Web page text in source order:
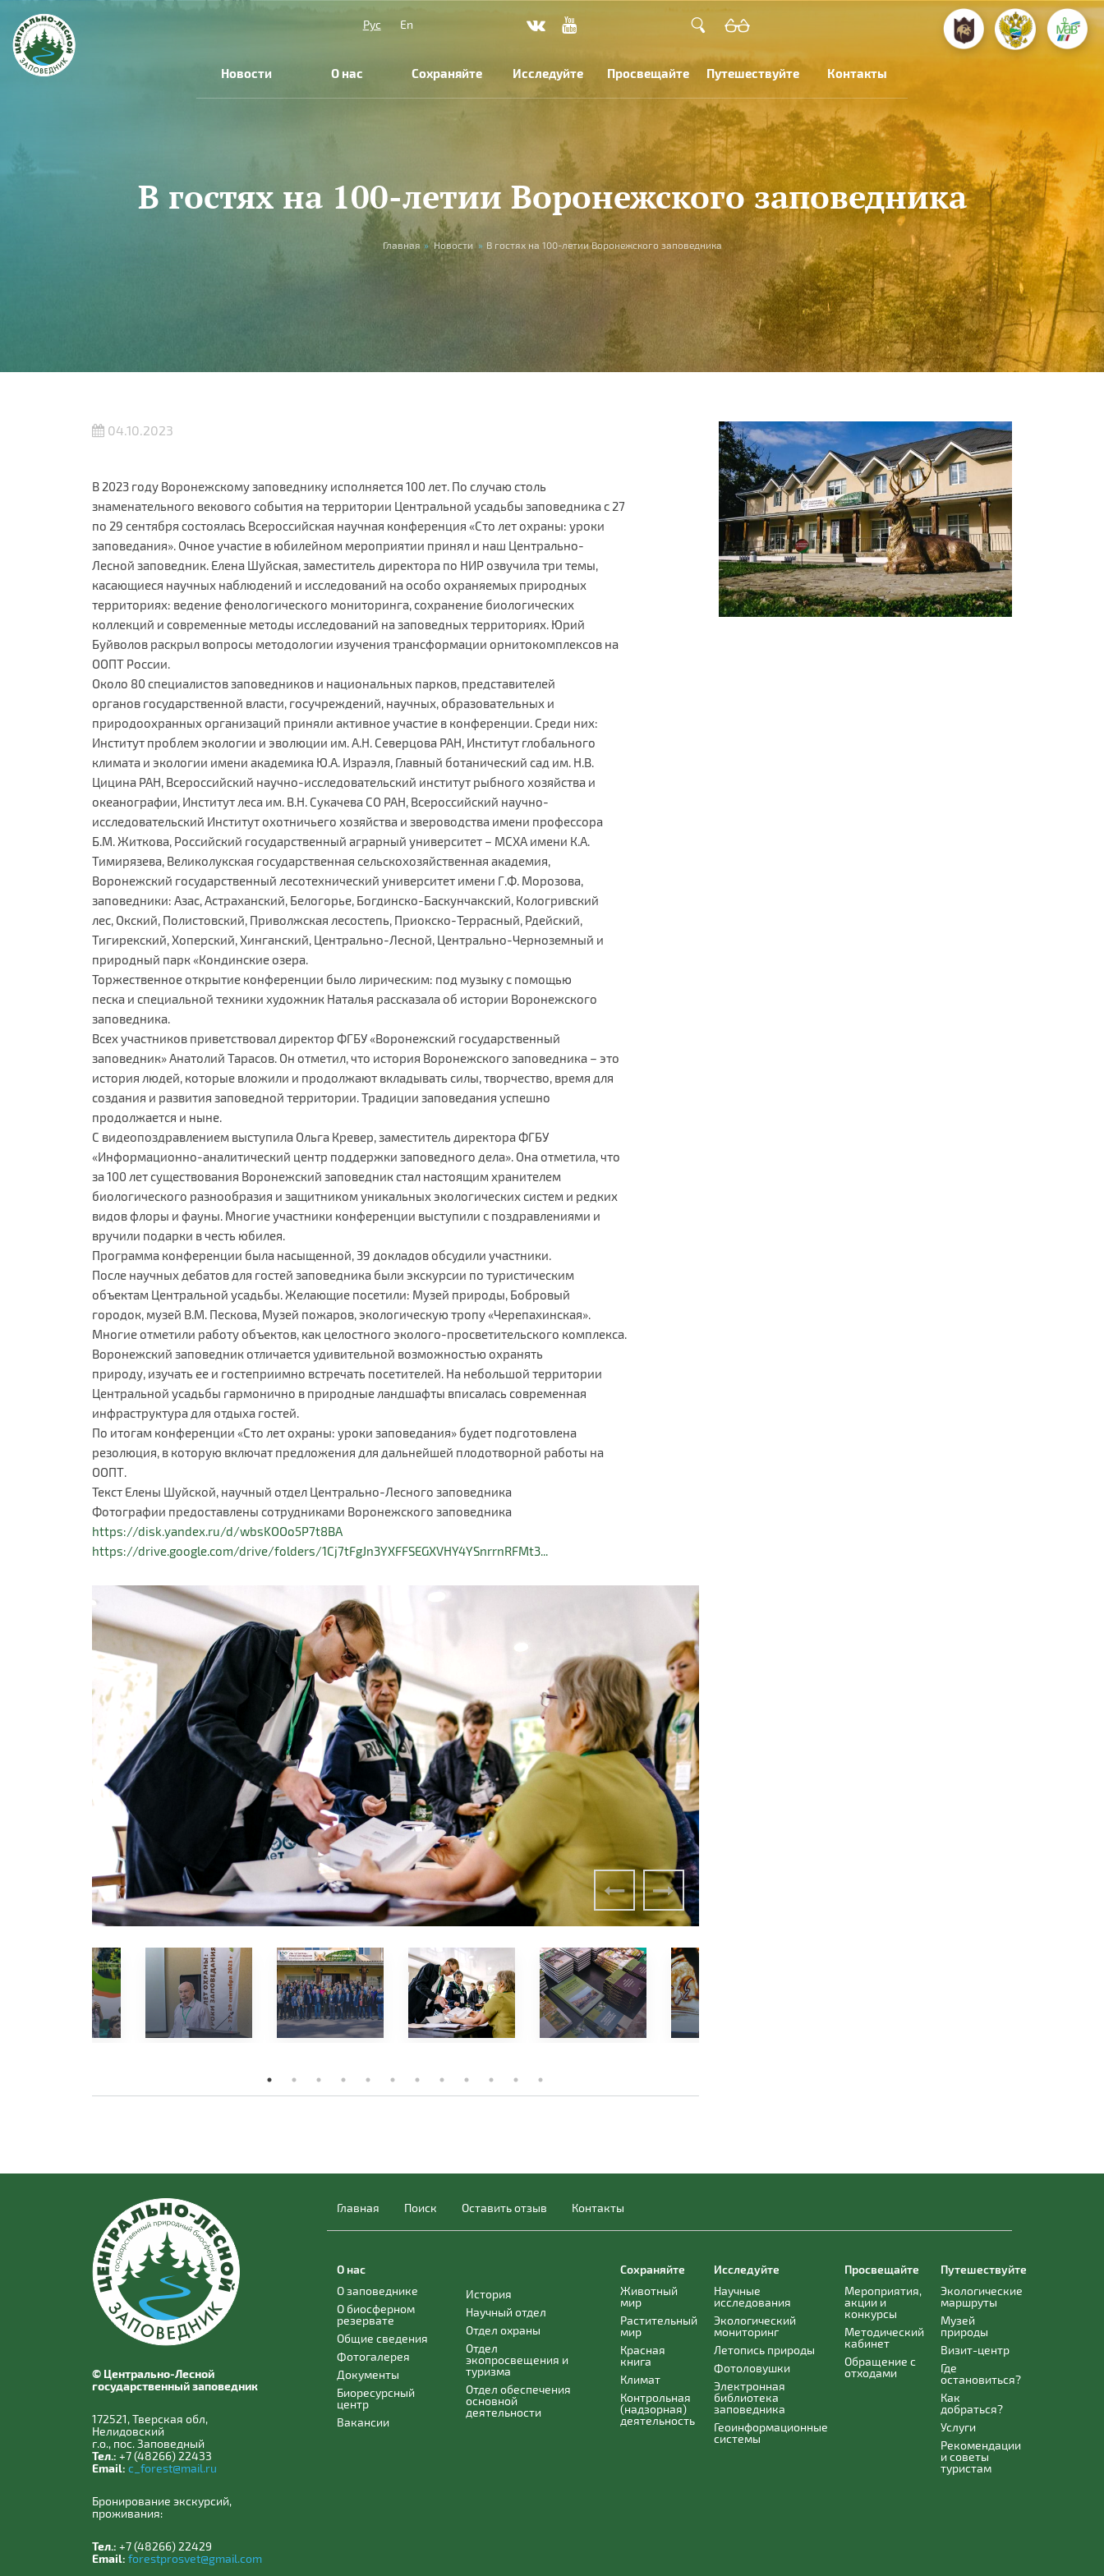
Рус
En
Новости О нас Сохраняйте Исследуйте Просвещайте Путешествуйте Контакты
В гостях на 100-летии Воронежского заповедника
Главная » Новости » В гостях на 100-летии Воронежского заповедника
04.10.2023
В 2023 году Воронежскому заповеднику исполняется 100 лет. По случаю столь
знаменательного векового события на территории Центральной усадьбы заповедника с 27
по 29 сентября состоялась Всероссийская научная конференция «Сто лет охраны: уроки
заповедания». Очное участие в юбилейном мероприятии принял и наш Центрально-
Лесной заповедник. Елена Шуйская, заместитель директора по НИР озвучила три темы,
касающиеся научных наблюдений и исследований на особо охраняемых природных
территориях: ведение фенологического мониторинга, сохранение биологических
коллекций и современные методы исследований на заповедных территориях. Юрий
Буйволов раскрыл вопросы методологии изучения трансформации орнитокомплексов на
ООПТ России.
Около 80 специалистов заповедников и национальных парков, представителей
органов государственной власти, госучреждений, научных, образовательных и
природоохранных организаций приняли активное участие в конференции. Среди них:
Институт проблем экологии и эволюции им. А.Н. Северцова РАН, Институт глобального
климата и экологии имени академика Ю.А. Израэля, Главный ботанический сад им. Н.В.
Цицина РАН, Всероссийский научно-исследовательский институт рыбного хозяйства и
океанографии, Институт леса им. В.Н. Сукачева СО РАН, Всероссийский научно-
исследовательский Институт охотничьего хозяйства и звероводства имени профессора
Б.М. Житкова, Российский государственный аграрный университет – МСХА имени К.А.
Тимирязева, Великолукская государственная сельскохозяйственная академия,
Воронежский государственный лесотехнический университет имени Г.Ф. Морозова,
заповедники: Азас, Астраханский, Белогорье, Богдинско-Баскунчакский, Кологривский
лес, Окский, Полистовский, Приволжская лесостепь, Приокско-Террасный, Рдейский,
Тигирекский, Хоперский, Хинганский, Центрально-Лесной, Центрально-Черноземный и
природный парк «Кондинские озера.
Торжественное открытие конференции было лирическим: под музыку с помощью
песка и специальной техники художник Наталья рассказала об истории Воронежского
заповедника.
Всех участников приветствовал директор ФГБУ «Воронежский государственный
заповедник» Анатолий Тарасов. Он отметил, что история Воронежского заповедника – это
история людей, которые вложили и продолжают вкладывать силы, творчество, время для
создания и развития заповедной территории. Традиции заповедания успешно
продолжается и ныне.
С видеопоздравлением выступила Ольга Кревер, заместитель директора ФГБУ
«Информационно-аналитический центр поддержки заповедного дела». Она отметила, что
за 100 лет существования Воронежский заповедник стал настоящим хранителем
биологического разнообразия и защитником уникальных экологических систем и редких
видов флоры и фауны. Многие участники конференции выступили с поздравлениями и
вручили подарки в честь юбилея.
Программа конференции была насыщенной, 39 докладов обсудили участники.
После научных дебатов для гостей заповедника были экскурсии по туристическим
объектам Центральной усадьбы. Желающие посетили: Музей природы, Бобровый
городок, музей В.М. Пескова, Музей пожаров, экологическую тропу «Черепахинская».
Многие отметили работу объектов, как целостного эколого-просветительского комплекса.
Воронежский заповедник отличается удивительной возможностью охранять
природу, изучать ее и гостеприимно встречать посетителей. На небольшой территории
Центральной усадьбы гармонично в природные ландшафты вписалась современная
инфраструктура для отдыха гостей.
По итогам конференции «Сто лет охраны: уроки заповедания» будет подготовлена
резолюция, в которую включат предложения для дальнейшей плодотворной работы на
ООПТ.
Текст Елены Шуйской, научный отдел Центрально-Лесного заповедника
Фотографии предоставлены сотрудниками Воронежского заповедника
https://disk.yandex.ru/d/wbsKOOo5P7t8BA
https://drive.google.com/drive/folders/1Cj7tFgJn3YXFFSEGXVHY4YSnrrnRFMt3...
© Центрально-Лесной
государственный заповедник
172521, Тверская обл,
Нелидовский
г.о., пос. Заповедный
Тел.: +7 (48266) 22433
Email: c_forest@mail.ru
Бронирование экскурсий,
проживания:
Тел.: +7 (48266) 22429
Email: forestprosvet@gmail.com
Главная Поиск Оставить отзыв Контакты
О нас
О заповеднике
О биосферном
резервате
Общие сведения
Фотогалерея
Документы
Биоресурсный
центр
Вакансии
История
Научный отдел
Отдел охраны
Отдел
экопросвещения и
туризма
Отдел обеспечения
основной
деятельности
Сохраняйте
Животный
мир
Растительный
мир
Красная
книга
Климат
Контрольная
(надзорная)
деятельность
Исследуйте
Научные
исследования
Экологический
мониторинг
Летопись природы
Фотоловушки
Электронная
библиотека
заповедника
Геоинформационные
системы
Просвещайте
Мероприятия,
акции и
конкурсы
Методический
кабинет
Обращение с
отходами
Путешествуйте
Экологические
маршруты
Музей
природы
Визит-центр
Где
остановиться?
Как
добраться?
Услуги
Рекомендации
и советы
туристам